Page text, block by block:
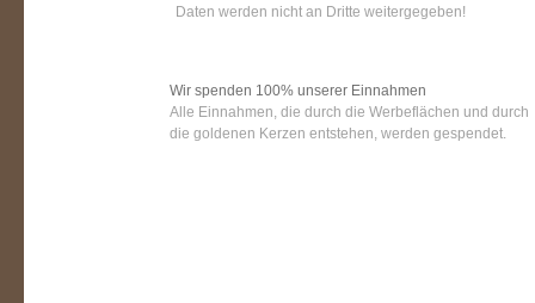
Daten werden nicht an Dritte weitergegeben!
Wir spenden 100% unserer Einnahmen
Alle Einnahmen, die durch die Werbeflächen und durch
die goldenen Kerzen entstehen, werden gespendet.